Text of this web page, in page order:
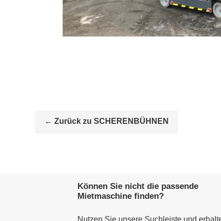
← Zurück zu SCHERENBÜHNEN
Können Sie nicht die passende
Mietmaschine finden?